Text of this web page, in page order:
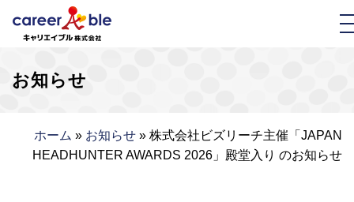
お知らせ
ホーム » お知らせ » 株式会社ビズリーチ主催「JAPAN
HEADHUNTER AWARDS 2026」殿堂入り のお知らせ